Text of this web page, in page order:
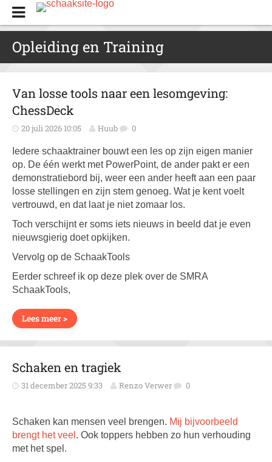
Opleiding en Training
Van losse tools naar een lesomgeving:
ChessDeck
20 juli 2026 10:05 Huub 0
Iedere schaaktrainer bouwt een les op zijn eigen manier
op. De één werkt met PowerPoint, de ander pakt er een
demonstratiebord bij, weer een ander heeft aan een paar
losse stellingen en zijn stem genoeg. Wat je kent voelt
vertrouwd, en dat laat je niet zomaar los.
Toch verschijnt er soms iets nieuws in beeld dat je even
nieuwsgierig doet opkijken.
Vervolg op de SchaakTools
Eerder schreef ik op deze plek over de SMRA
SchaakTools,
Lees meer >
Schaken en tragiek
31 december 2025 9:33 Renzo Verwer 0
Schaken kan mensen veel brengen. Mij bijvoorbeeld
brengt het veel . Ook toppers hebben zo hun verhouding
met het spel.